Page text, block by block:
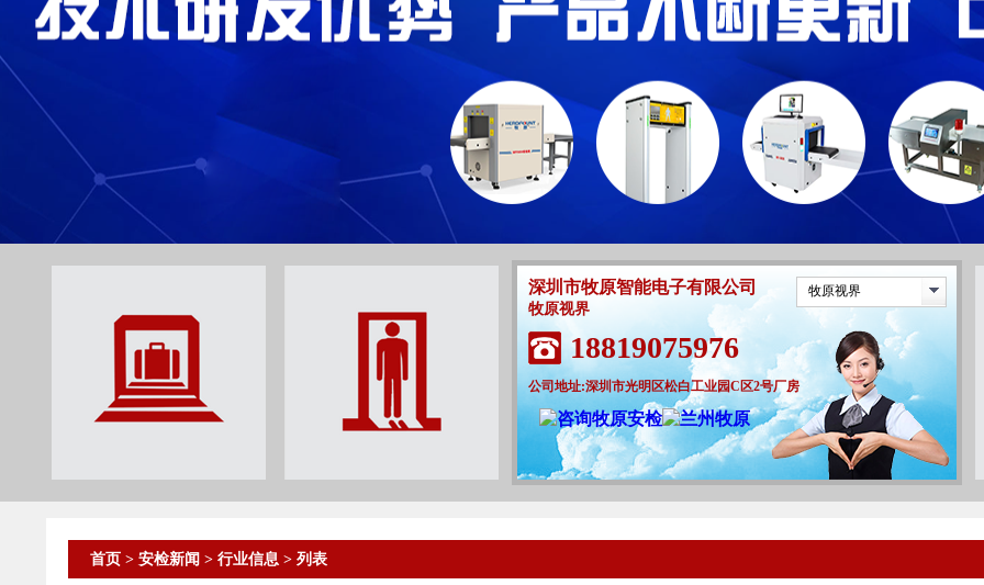
牧原视界
深圳市牧原智能电子有限公司
牧原视界
18819075976
公司地址:深圳市光明区松白工业园C区2号厂房
首页 > 安检新闻 > 行业信息 > 列表